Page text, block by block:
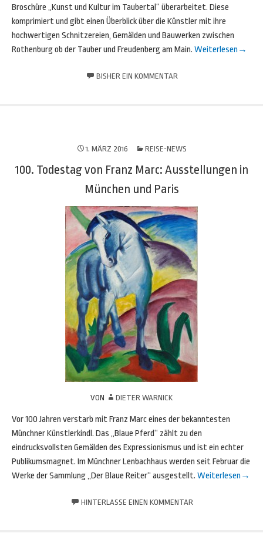
Broschüre „Kunst und Kultur im Taubertal“ überarbeitet. Diese
komprimiert und gibt einen Überblick über die Künstler mit ihre
hochwertigen Schnitzereien, Gemälden und Bauwerken zwischen
Rothenburg ob der Tauber und Freudenberg am Main. Weiterlesen →
BISHER EIN KOMMENTAR
1. MÄRZ 2016 REISE-NEWS
100. Todestag von Franz Marc: Ausstellungen in
München und Paris
VON DIETER WARNICK
Vor 100 Jahren verstarb mit Franz Marc eines der bekanntesten
Münchner Künstlerkindl. Das „Blaue Pferd“ zählt zu den
eindrucksvollsten Gemälden des Expressionismus und ist ein echter
Publikumsmagnet. Im Münchner Lenbachhaus werden seit Februar die
Werke der Sammlung „Der Blaue Reiter“ ausgestellt. Weiterlesen →
HINTERLASSE EINEN KOMMENTAR